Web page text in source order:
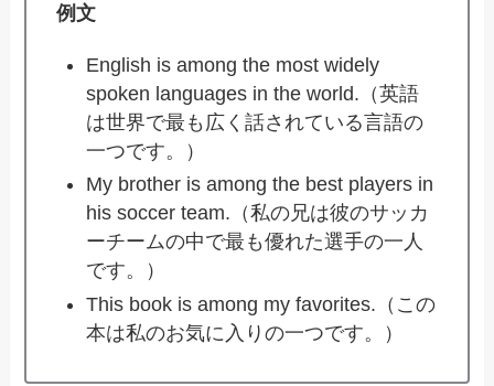
例文
English is among the most widely
spoken languages in the world.（英語
は世界で最も広く話されている言語の
一つです。）
My brother is among the best players in
his soccer team.（私の兄は彼のサッカ
ーチームの中で最も優れた選手の一人
です。）
This book is among my favorites.（この
本は私のお気に入りの一つです。）